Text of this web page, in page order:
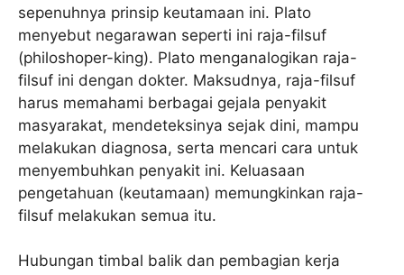
sepenuhnya prinsip keutamaan ini. Plato
menyebut negarawan seperti ini raja-filsuf
(philoshoper-king). Plato menganalogikan raja-
filsuf ini dengan dokter. Maksudnya, raja-filsuf
harus memahami berbagai gejala penyakit
masyarakat, mendeteksinya sejak dini, mampu
melakukan diagnosa, serta mencari cara untuk
menyembuhkan penyakit ini. Keluasaan
pengetahuan (keutamaan) memungkinkan raja-
filsuf melakukan semua itu.
Hubungan timbal balik dan pembagian kerja